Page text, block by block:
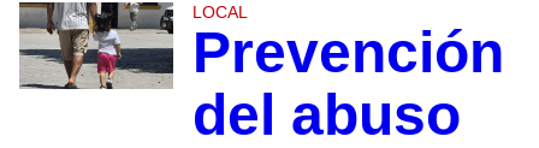
LOCAL
Prevención
del abuso